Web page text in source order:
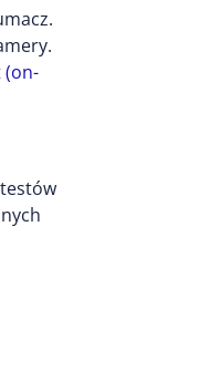
(on-